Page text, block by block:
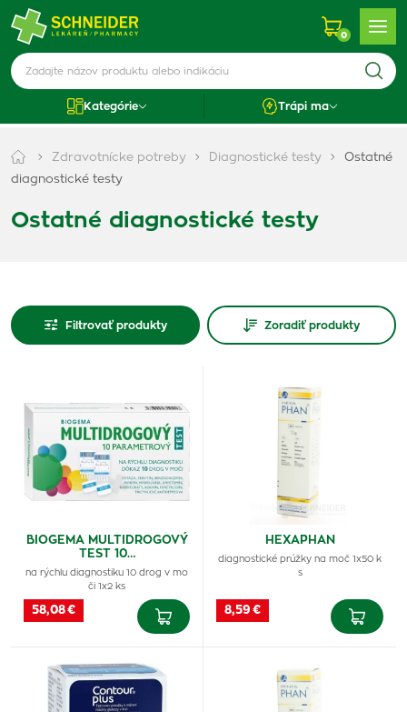
0
Kategórie Trápi ma
Zdravotnícke potreby Diagnostické testy
Ostatné
diagnostické testy
Ostatné diagnostické testy
Filtrovať produkty Zoradiť produkty
BIOGEMA MULTIDROGOVÝ
TEST 10…
na rýchlu diagnostiku 10 drog v mo
či 1x2 ks
58,08 €
HEXAPHAN
diagnostické prúžky na moč 1x50 k
s
8,59 €